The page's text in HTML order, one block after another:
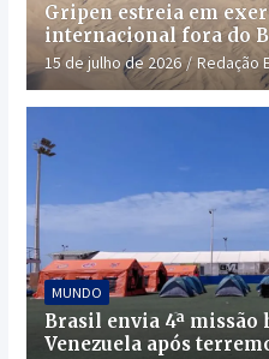
Gripen estreia em
internacional fora do
15 de julho de 2026 Redação
MUNDO
Brasil envia 4ª
Venezuela após